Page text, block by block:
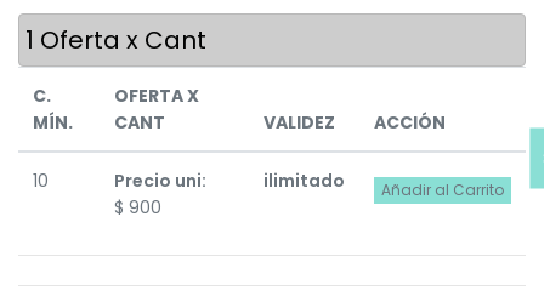
1 Oferta x Cant
C.
MÍN.
OFERTA X
CANT
VALIDEZ ACCIÓN
10
Precio uni:
$ 900
ilimitado Añadir al Carrito